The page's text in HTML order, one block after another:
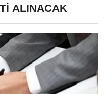
ALINACAK